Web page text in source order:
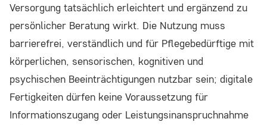
Versorgung tatsächlich erleichtert und ergänzend zu
persönlicher Beratung wirkt. Die Nutzung muss
barrierefrei, verständlich und für Pflegebedürftige mit
körperlichen, sensorischen, kognitiven und
psychischen Beeinträchtigungen nutzbar sein; digitale
Fertigkeiten dürfen keine Voraussetzung für
Informationszugang oder Leistungsinanspruchnahme